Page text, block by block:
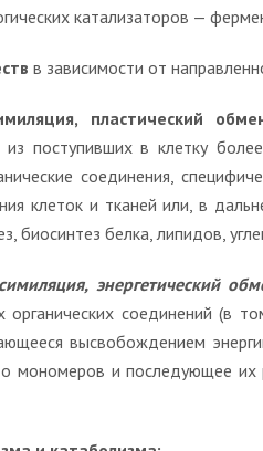
катализаторов —
в зависимости от
пластический
поступивших в клетку
соединения,
клеток и тканей или, в
биосинтез белка, липидов,
энергетический
соединений (в
высвобождением
мономеров и последующее их